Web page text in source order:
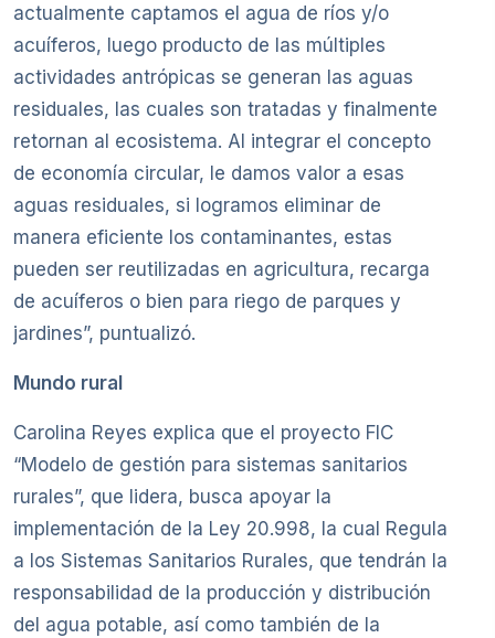
actualmente captamos el agua de ríos y/o
acuíferos, luego producto de las múltiples
actividades antrópicas se generan las aguas
residuales, las cuales son tratadas y finalmente
retornan al ecosistema. Al integrar el concepto
de economía circular, le damos valor a esas
aguas residuales, si logramos eliminar de
manera eficiente los contaminantes, estas
pueden ser reutilizadas en agricultura, recarga
de acuíferos o bien para riego de parques y
jardines”, puntualizó.
Mundo rural
Carolina Reyes explica que el proyecto FIC
“Modelo de gestión para sistemas sanitarios
rurales”, que lidera, busca apoyar la
implementación de la Ley 20.998, la cual Regula
a los Sistemas Sanitarios Rurales, que tendrán la
responsabilidad de la producción y distribución
del agua potable, así como también de la